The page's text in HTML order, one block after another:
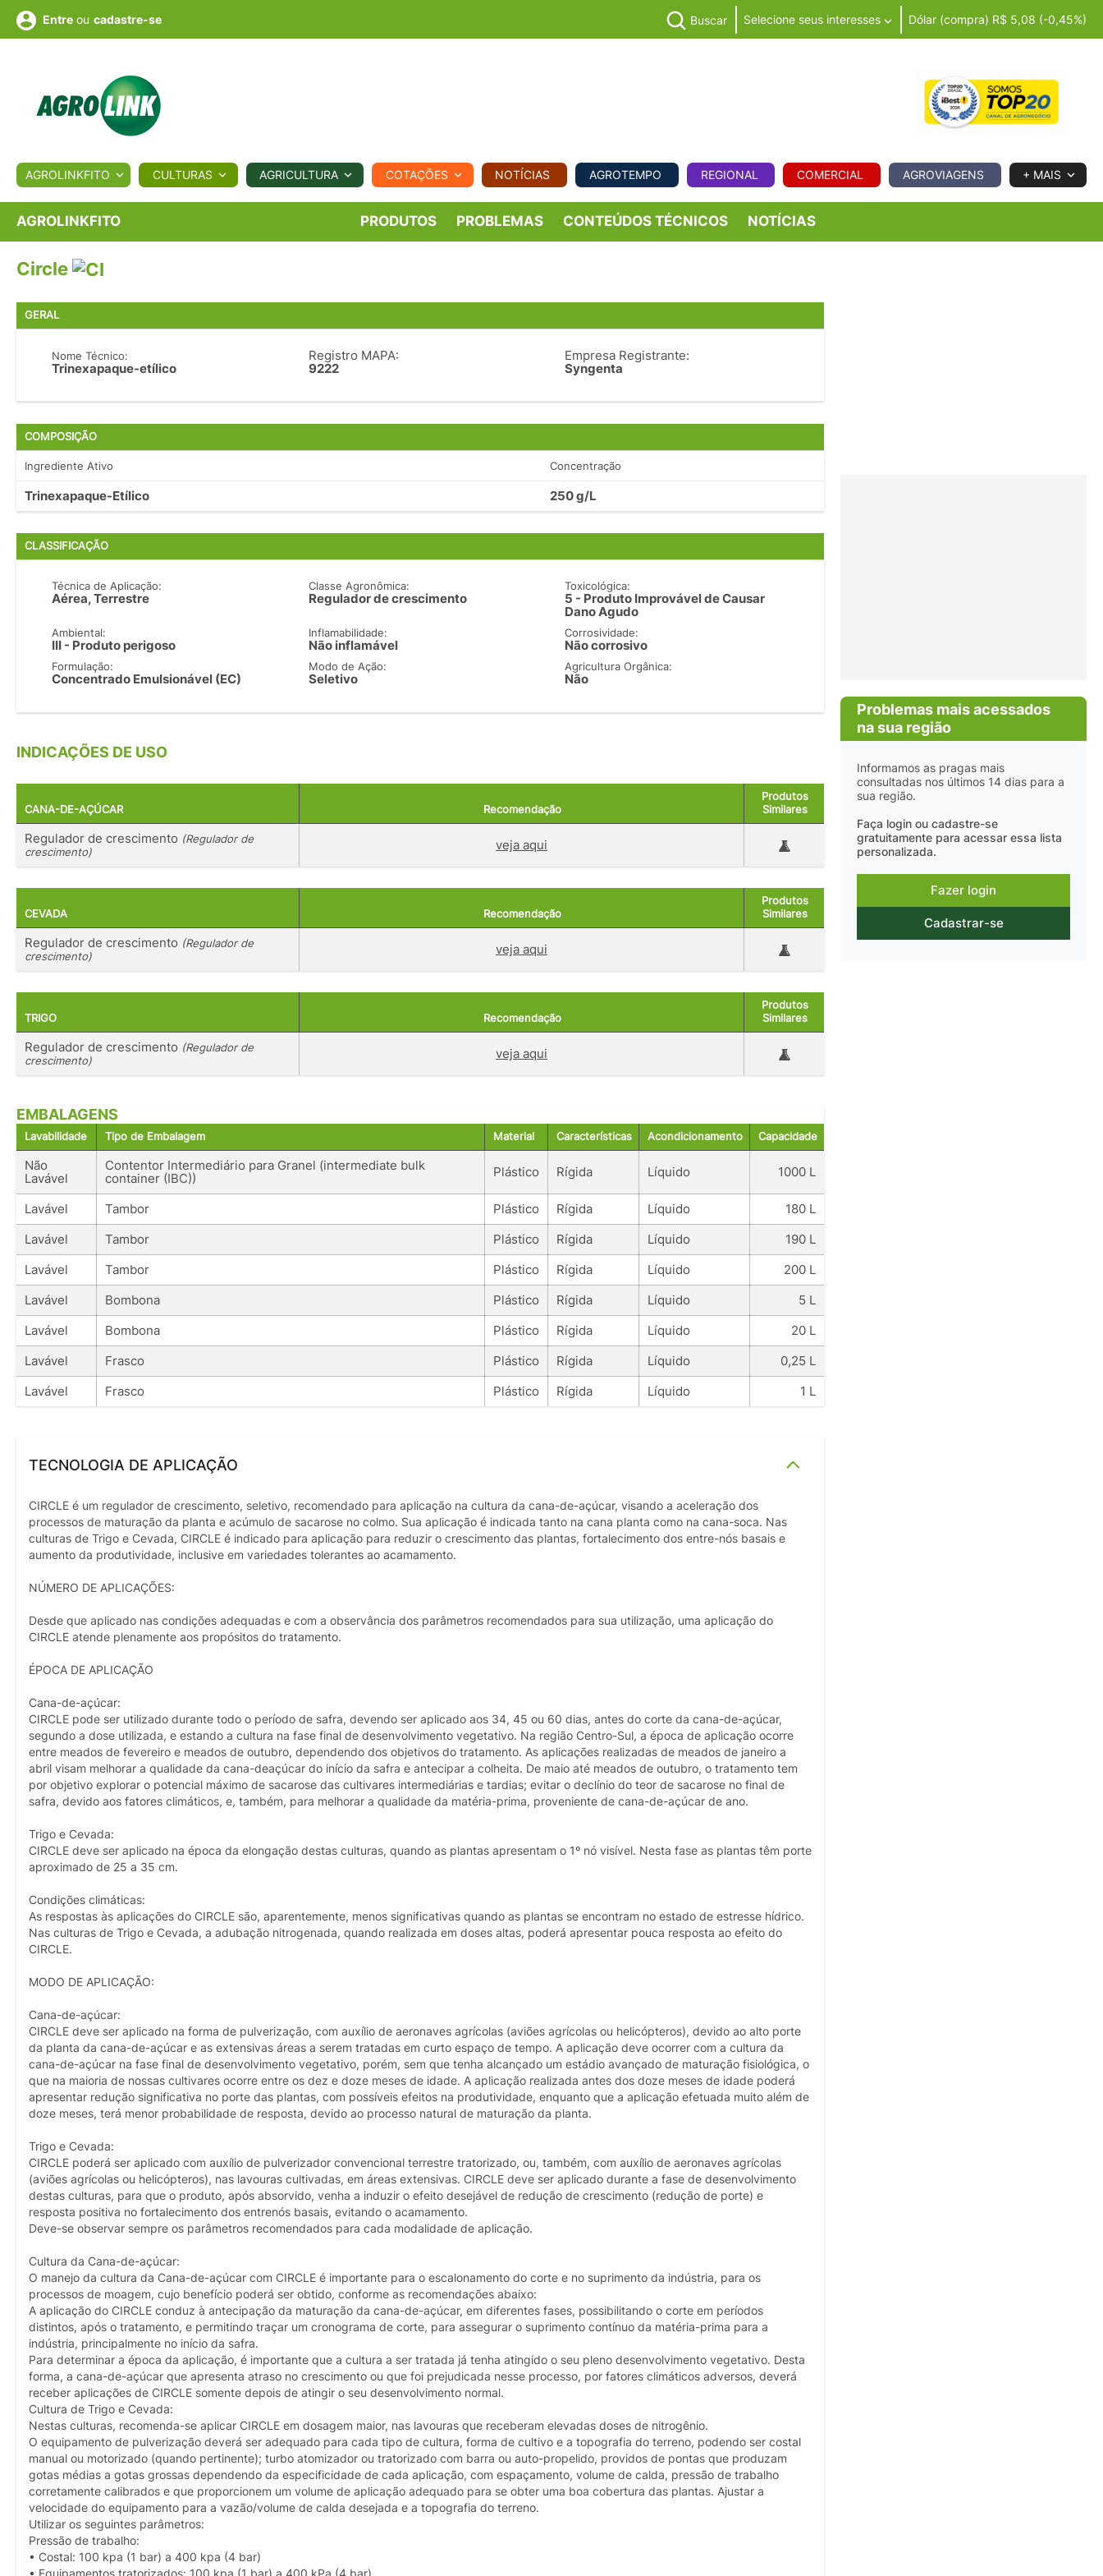
BIOLÓGICOS COTAÇÕES NOTÍCIAS AGROTEMPO REGIONAL COMERCIAL AGROVIAGENS PECUÁRIA
Conversor
Entre ou cadastre-se Buscar Selecione seus interesses Dólar (compra) R$ 5,08 (-0,45%)
AGROLINKFITO CULTURAS AGRICULTURA COTAÇÕES NOTÍCIAS AGROTEMPO REGIONAL COMERCIAL AGROVIAGENS + MAIS
AGROLINKFITO PRODUTOS PROBLEMAS CONTEÚDOS TÉCNICOS NOTÍCIAS
Circle
GERAL
Nome Técnico:
Trinexapaque-etílico
Registro MAPA:
9222
Empresa Registrante:
Syngenta
COMPOSIÇÃO
Ingrediente Ativo Concentração
Trinexapaque-Etílico 250 g/L
CLASSIFICAÇÃO
Técnica de Aplicação:
Aérea, Terrestre
Classe Agronômica:
Regulador de crescimento
Toxicológica:
5 - Produto Improvável de Causar
Dano Agudo
Ambiental:
III - Produto perigoso
Inflamabilidade:
Não inflamável
Corrosividade:
Não corrosivo
Formulação:
Concentrado Emulsionável (EC)
Modo de Ação:
Seletivo
Agricultura Orgânica:
Não
INDICAÇÕES DE USO
CANA-DE-AÇÚCAR Recomendação
Produtos
Similares
Regulador de crescimento (Regulador de
crescimento)
veja aqui
CEVADA Recomendação
Produtos
Similares
Regulador de crescimento (Regulador de
crescimento)
veja aqui
TRIGO Recomendação
Produtos
Similares
Regulador de crescimento (Regulador de
crescimento)
veja aqui
EMBALAGENS
Lavabilidade Tipo de Embalagem Material Características Acondicionamento Capacidade
Não
Lavável
Contentor Intermediário para Granel (intermediate bulk
container (IBC))
Plástico Rígida Líquido 1000 L
Lavável Tambor Plástico Rígida Líquido
180 L
Lavável
Tambor Plástico Rígida Líquido
190 L
Lavável
Tambor Plástico Rígida Líquido
200 L
Lavável
Bombona Plástico Rígida Líquido
5 L
Lavável
Bombona Plástico Rígida Líquido
20 L
Lavável
Frasco Plástico Rígida Líquido
0,25 L
Lavável
Frasco Plástico Rígida Líquido 1 L
TECNOLOGIA DE APLICAÇÃO
CIRCLE é um regulador de crescimento, seletivo, recomendado para aplicação na cultura da cana-de-açúcar, visando a aceleração dos
processos de maturação da planta e acúmulo de sacarose no colmo. Sua aplicação é indicada tanto na cana planta como na cana-soca. Nas
culturas de Trigo e Cevada, CIRCLE é indicado para aplicação para reduzir o crescimento das plantas, fortalecimento dos entre-nós basais e
aumento da produtividade, inclusive em variedades tolerantes ao acamamento.
NÚMERO DE APLICAÇÕES:
Desde que aplicado nas condições adequadas e com a observância dos parâmetros recomendados para sua utilização, uma aplicação do
CIRCLE atende plenamente aos propósitos do tratamento.
ÉPOCA DE APLICAÇÃO
Cana-de-açúcar:
CIRCLE pode ser utilizado durante todo o período de safra, devendo ser aplicado aos 34, 45 ou 60 dias, antes do corte da cana-de-açúcar,
segundo a dose utilizada, e estando a cultura na fase final de desenvolvimento vegetativo. Na região Centro-Sul, a época de aplicação ocorre
entre meados de fevereiro e meados de outubro, dependendo dos objetivos do tratamento. As aplicações realizadas de meados de janeiro a
abril visam melhorar a qualidade da cana-deaçúcar do início da safra e antecipar a colheita. De maio até meados de outubro, o tratamento tem
por objetivo explorar o potencial máximo de sacarose das cultivares intermediárias e tardias; evitar o declínio do teor de sacarose no final de
safra, devido aos fatores climáticos, e, também, para melhorar a qualidade da matéria-prima, proveniente de cana-de-açúcar de ano.
Trigo e Cevada:
CIRCLE deve ser aplicado na época da elongação destas culturas, quando as plantas apresentam o 1º nó visível. Nesta fase as plantas têm porte
aproximado de 25 a 35 cm.
Condições climáticas:
As respostas às aplicações do CIRCLE são, aparentemente, menos significativas quando as plantas se encontram no estado de estresse hídrico.
Nas culturas de Trigo e Cevada, a adubação nitrogenada, quando realizada em doses altas, poderá apresentar pouca resposta ao efeito do
CIRCLE.
MODO DE APLICAÇÃO:
Cana-de-açúcar:
CIRCLE deve ser aplicado na forma de pulverização, com auxílio de aeronaves agrícolas (aviões agrícolas ou helicópteros), devido ao alto porte
da planta da cana-de-açúcar e as extensivas áreas a serem tratadas em curto espaço de tempo. A aplicação deve ocorrer com a cultura da
cana-de-açúcar na fase final de desenvolvimento vegetativo, porém, sem que tenha alcançado um estádio avançado de maturação fisiológica, o
que na maioria de nossas cultivares ocorre entre os dez e doze meses de idade. A aplicação realizada antes dos doze meses de idade poderá
apresentar redução significativa no porte das plantas, com possíveis efeitos na produtividade, enquanto que a aplicação efetuada muito além de
doze meses, terá menor probabilidade de resposta, devido ao processo natural de maturação da planta.
Trigo e Cevada:
CIRCLE poderá ser aplicado com auxílio de pulverizador convencional terrestre tratorizado, ou, também, com auxílio de aeronaves agrícolas
(aviões agrícolas ou helicópteros), nas lavouras cultivadas, em áreas extensivas. CIRCLE deve ser aplicado durante a fase de desenvolvimento
destas culturas, para que o produto, após absorvido, venha a induzir o efeito desejável de redução de crescimento (redução de porte) e
resposta positiva no fortalecimento dos entrenós basais, evitando o acamamento.
Deve-se observar sempre os parâmetros recomendados para cada modalidade de aplicação.
Cultura da Cana-de-açúcar:
O manejo da cultura da Cana-de-açúcar com CIRCLE é importante para o escalonamento do corte e no suprimento da indústria, para os
processos de moagem, cujo benefício poderá ser obtido, conforme as recomendações abaixo:
A aplicação do CIRCLE conduz à antecipação da maturação da cana-de-açúcar, em diferentes fases, possibilitando o corte em períodos
distintos, após o tratamento, e permitindo traçar um cronograma de corte, para assegurar o suprimento contínuo da matéria-prima para a
indústria, principalmente no início da safra.
Para determinar a época da aplicação, é importante que a cultura a ser tratada já tenha atingido o seu pleno desenvolvimento vegetativo. Desta
forma, a cana-de-açúcar que apresenta atraso no crescimento ou que foi prejudicada nesse processo, por fatores climáticos adversos, deverá
receber aplicações de CIRCLE somente depois de atingir o seu desenvolvimento normal.
Cultura de Trigo e Cevada:
Nestas culturas, recomenda-se aplicar CIRCLE em dosagem maior, nas lavouras que receberam elevadas doses de nitrogênio.
O equipamento de pulverização deverá ser adequado para cada tipo de cultura, forma de cultivo e a topografia do terreno, podendo ser costal
manual ou motorizado (quando pertinente); turbo atomizador ou tratorizado com barra ou auto-propelido, providos de pontas que produzam
gotas médias a gotas grossas dependendo da especificidade de cada aplicação, com espaçamento, volume de calda, pressão de trabalho
corretamente calibrados e que proporcionem um volume de aplicação adequado para se obter uma boa cobertura das plantas. Ajustar a
velocidade do equipamento para a vazão/volume de calda desejada e a topografia do terreno.
Utilizar os seguintes parâmetros:
Pressão de trabalho:
• Costal: 100 kpa (1 bar) a 400 kpa (4 bar)
Problemas mais acessados
na sua região
Informamos as pragas mais
consultadas nos últimos 14 dias para a
sua região.
Faça login ou cadastre-se
gratuitamente para acessar essa lista
personalizada.
Fazer login
Cadastrar-se